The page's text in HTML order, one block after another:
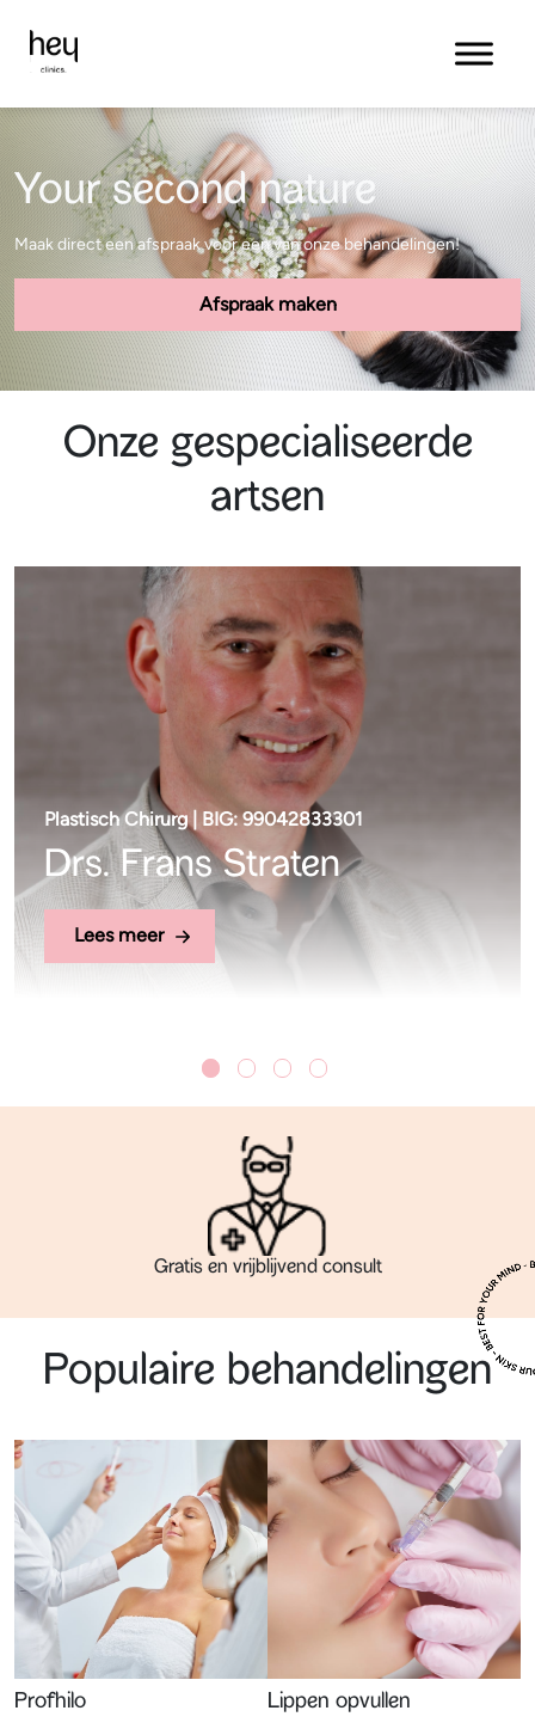
Your second nature
Maak direct een afspraak voor een van onze behandelingen!
Afspraak maken
Onze gespecialiseerde
artsen
Plastisch Chirurg | BIG: 99042833301
Drs. Frans Straten
Lees meer
A-merk producten
Populaire behandelingen
Profhilo Lippen opvullen